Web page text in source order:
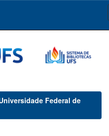
Federal de